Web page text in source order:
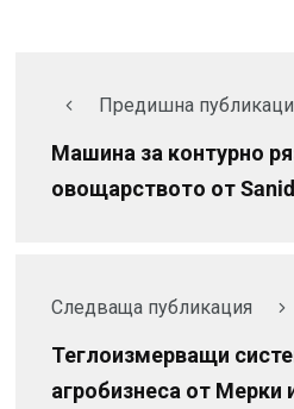
Предишна
Машина за контурно
овощарството от
Следваща публикация
Теглоизмерващи
агробизнеса от Мерки